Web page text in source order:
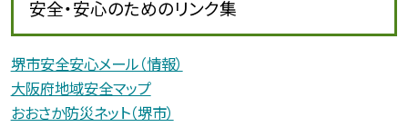
安全・安心のためのリンク集
堺市安全安心メール（情報）
大阪府地域安全マップ
おおさか防災ネット（堺市）